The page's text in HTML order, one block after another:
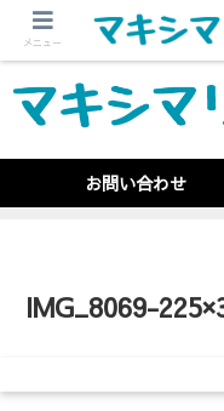
お問い合わせ
IMG_8069-
メニュー